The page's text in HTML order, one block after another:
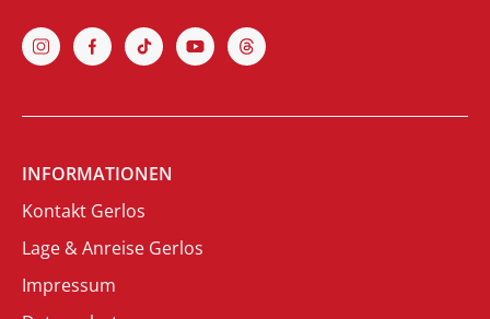
INFORMATIONEN
Kontakt Gerlos
Lage & Anreise Gerlos
Impressum